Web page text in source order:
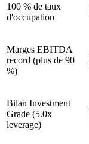
100 % de taux
d'occupation
Marges EBITDA
record (plus de 90
%)
Bilan Investment
Grade (5.0x
leverage)